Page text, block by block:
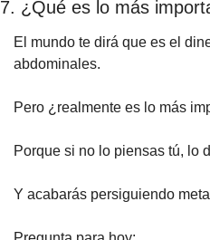
7. ¿Qué es lo más
El mundo te dirá que es el
abdominales.
Pero ¿realmente es lo más
Porque si no lo piensas tú, lo
Y acabarás persiguiendo